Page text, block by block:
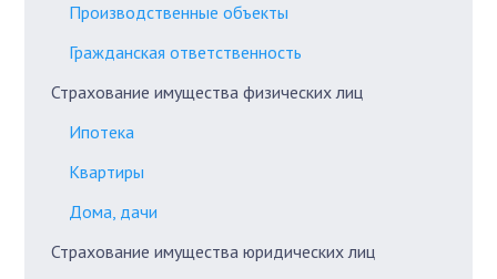
Производственные объекты
Гражданская ответственность
Страхование имущества физических лиц
Ипотека
Квартиры
Дома, дачи
Страхование имущества юридических лиц